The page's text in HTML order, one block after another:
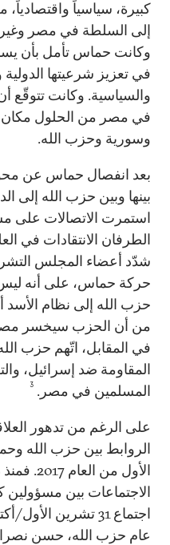
كبيرة، سياسياً
إلى السلطة في مصر
وكانت حماس تأمل بأن
في تعزيز شرعيتها الدولية
والسياسية. وكانت تتوقّع
في مصر من الحلول مكان
وسورية وحزب الله.
بعد انفصال حماس عن
بينها وبين حزب الله إلى
استمرت الاتصالات على
الطرفان الانتقادات في
شدّد أعضاء المجلس
حركة حماس، على أنه
حزب الله إلى نظام الأسد
من أن الحزب سيخسر
في المقابل، اتّهم حزب
المقاومة ضد إسرائيل،
المسلمين في مصر. 3
على الرغم من تدهور
الروابط بين حزب الله
الأول من
الاجتماعات بين مسؤولين
عام حزب الله، حسن